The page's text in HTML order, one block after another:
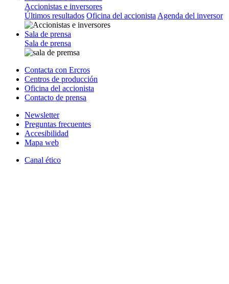
Accionistas e inversores
Últimos resultados Oficina del accionista Agenda del inversor
Sala de prensa
Sala de prensa
Contacta con Ercros
Centros de producción
Oficina del accionista
Contacto de prensa
Newsletter
Preguntas frecuentes
Accesibilidad
Mapa web
Canal ético